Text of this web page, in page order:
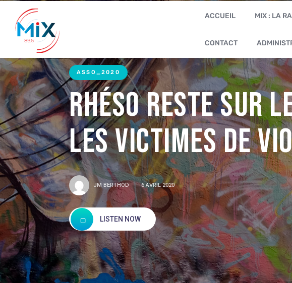
ACCUEIL MIX : LA
CONTACT
ASSO_2020
Rhéso reste sur
les victimes de
JM BERTHOD 6 AVRIL 2020
LISTEN NOW